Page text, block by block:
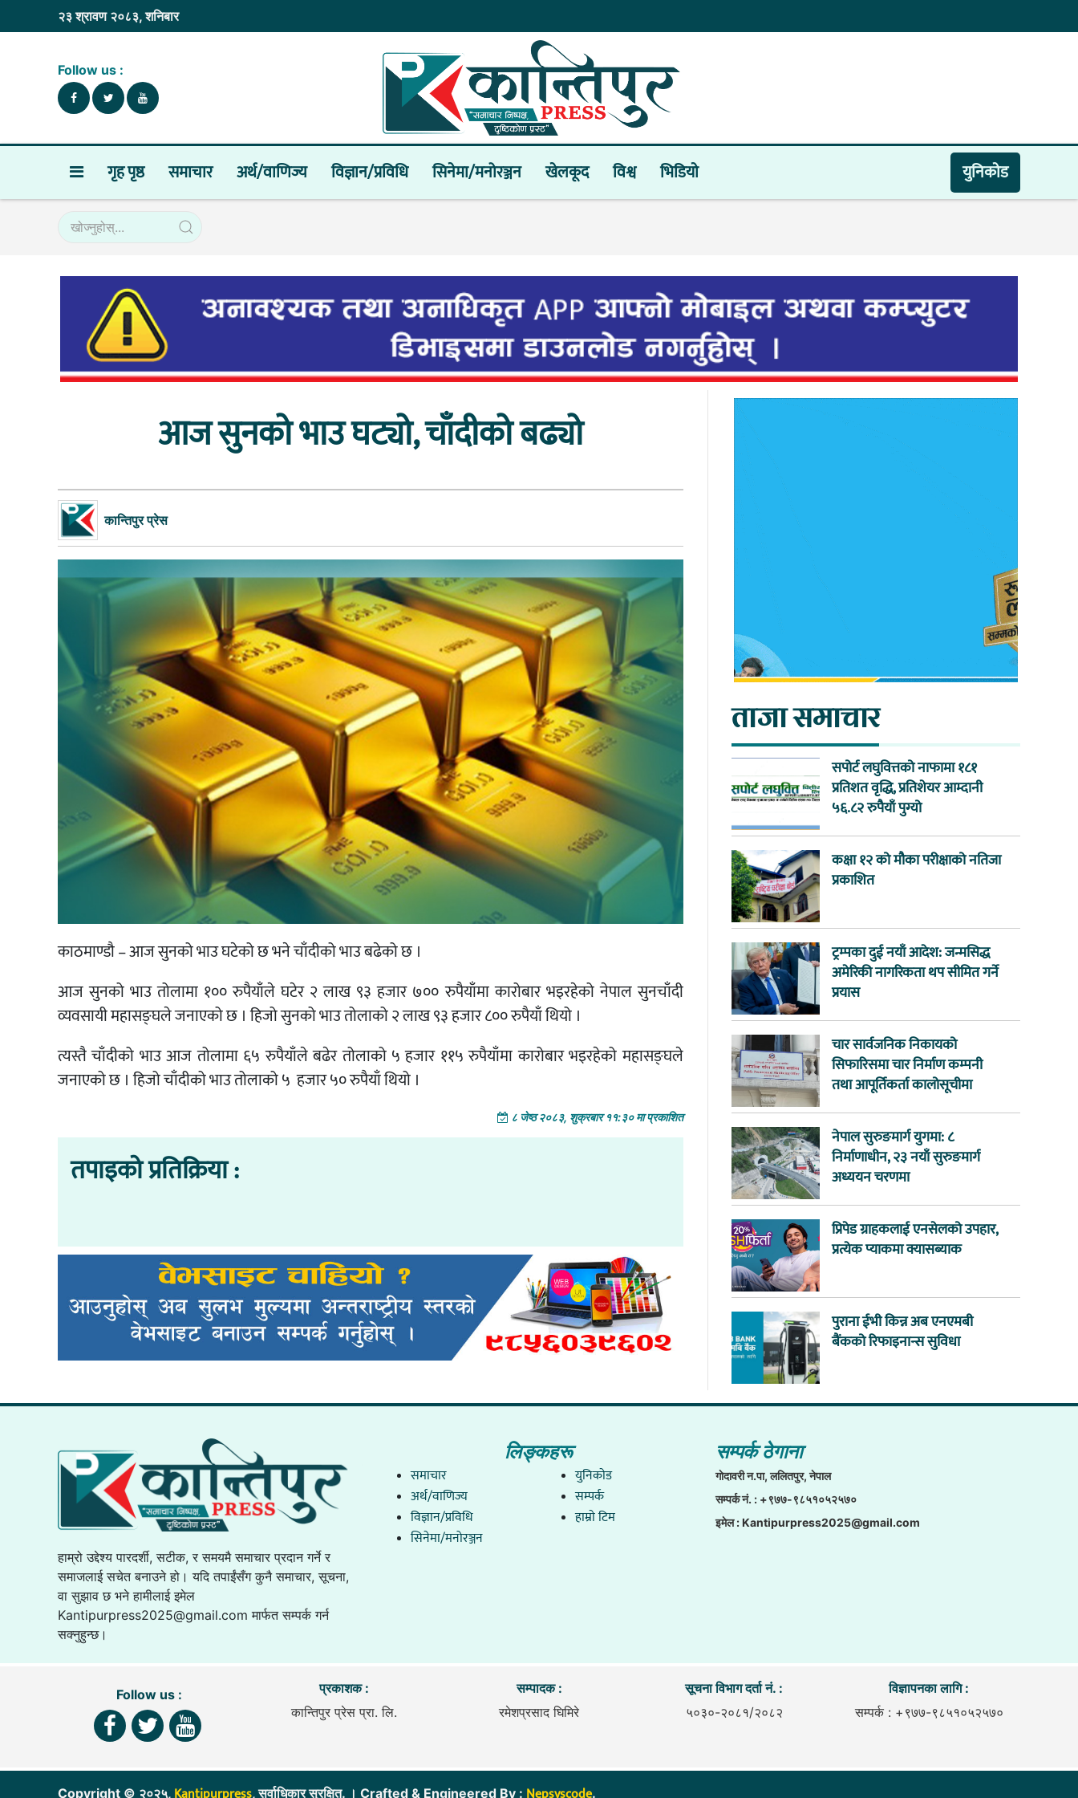
२३ श्रावण २०८३, शनिबार
Follow us :
गृह पृष्ठ समाचार अर्थ/वाणिज्य विज्ञान/प्रविधि सिनेमा/मनोरञ्जन खेलकूद विश्व भिडियाे युनिकाेड
आज सुनको भाउ घट्यो, चाँदीको बढ्यो
कान्तिपुर प्रेस
काठमाण्डौ – आज सुनको भाउ घटेको छ भने चाँदीको भाउ बढेको छ ।
आज सुनको भाउ तोलामा १०० रुपैयाँले घटेर २ लाख ९३ हजार ७०० रुपैयाँमा कारोबार भइरहेको नेपाल सुनचाँदी
व्यवसायी महासङ्घले जनाएको छ । हिजो सुनको भाउ तोलाको २ लाख ९३ हजार ८०० रुपैयाँ थियो ।
त्यस्तै चाँदीको भाउ आज तोलामा ६५ रुपैयाँले बढेर तोलाको ५ हजार ११५ रुपैयाँमा कारोबार भइरहेको महासङ्घले
जनाएको छ । हिजो चाँदीको भाउ तोलाको ५ हजार ५० रुपैयाँ थियो ।
८ जेष्ठ २०८३, शुक्रबार ११:३० मा प्रकाशित
तपाइको प्रतिक्रिया :
ताजा समाचार
सपोर्ट लघुवित्तको नाफामा १८१
प्रतिशत वृद्धि, प्रतिशेयर आम्दानी
५६.८२ रुपैयाँ पुग्यो
कक्षा १२ को मौका परीक्षाको नतिजा
प्रकाशित
ट्रम्पका दुई नयाँ आदेश: जन्मसिद्ध
अमेरिकी नागरिकता थप सीमित गर्ने
प्रयास
चार सार्वजनिक निकायको
सिफारिसमा चार निर्माण कम्पनी
तथा आपूर्तिकर्ता कालोसूचीमा
नेपाल सुरुङमार्ग युगमा: ८
निर्माणाधीन, २३ नयाँ सुरुङमार्ग
अध्ययन चरणमा
प्रिपेड ग्राहकलाई एनसेलको उपहार,
प्रत्येक प्याकमा क्यासब्याक
पुराना ईभी किन्न अब एनएमबी
बैंकको रिफाइनान्स सुविधा
हाम्रो उद्देश्य पारदर्शी, सटीक, र समयमै समाचार प्रदान गर्ने र
समाजलाई सचेत बनाउने हो। यदि तपाईंसँग कुनै समाचार, सूचना,
वा सुझाव छ भने हामीलाई इमेल
Kantipurpress2025@gmail.com मार्फत सम्पर्क गर्न
सक्नुहुन्छ।
लिङ्कहरू
समाचार
अर्थ/वाणिज्य
विज्ञान/प्रविधि
सिनेमा/मनोरञ्जन
युनिकाेड
सम्पर्क
हाम्राे टिम
सम्पर्क ठेगाना
गाेदावरी न.पा, ललितपुर, नेपाल
सम्पर्क नं. : +९७७-९८५१०५२५७०
इमेल :Kantipurpress2025@gmail.com
Follow us :
प्रकाशक :
कान्तिपुर प्रेस प्रा. लि.
सम्पादक :
रमेशप्रसाद घिमिरे
सूचना विभाग दर्ता नं. :
५०३०-२०८१/२०८२
विज्ञापनका लागि :
सम्पर्क : +९७७-९८५१०५२५७०
Copyright © २०२५, , सर्वाधिकार सुरक्षित. । Crafted & Engineered By : .